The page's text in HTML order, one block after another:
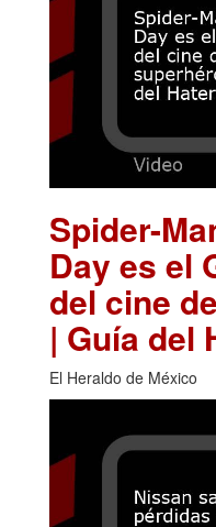
Spider-
Day es el
del cine
| Guía del
El Heraldo de México